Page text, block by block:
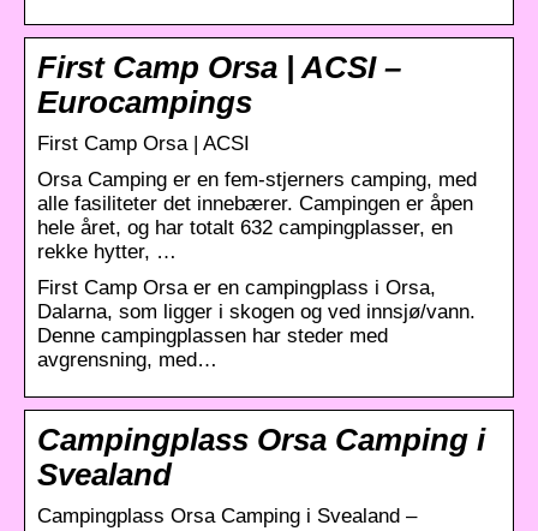
First Camp Orsa | ACSI –
Eurocampings
First Camp Orsa | ACSI
Orsa Camping er en fem-stjerners camping, med
alle fasiliteter det innebærer. Campingen er åpen
hele året, og har totalt 632 campingplasser, en
rekke hytter, …
First Camp Orsa er en campingplass i Orsa,
Dalarna, som ligger i skogen og ved innsjø/vann.
Denne campingplassen har steder med
avgrensning, med…
Campingplass Orsa Camping i
Svealand
Campingplass Orsa Camping i Svealand –